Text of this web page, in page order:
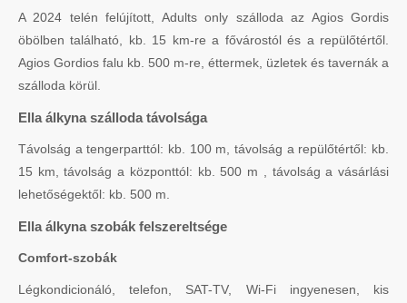
A 2024 telén felújított, Adults only szálloda az Agios Gordis
öbölben található, kb. 15 km-re a fővárostól és a repülőtértől.
Agios Gordios falu kb. 500 m-re, éttermek, üzletek és tavernák a
szálloda körül.
Ella álkyna szálloda távolsága
Távolság a tengerparttól: kb. 100 m, távolság a repülőtértől: kb.
15 km, távolság a központtól: kb. 500 m , távolság a vásárlási
lehetőségektől: kb. 500 m.
Ella álkyna szobák felszereltsége
Comfort-szobák
Légkondicionáló, telefon, SAT-TV, Wi-Fi ingyenesen, kis